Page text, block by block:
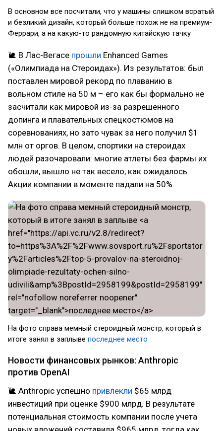
В основном все посчитали, что у машины слишком всратый
и безликий дизайн, который больше похож не на премиум-
Феррари, а на какую-то рандомную китайскую тачку
🐌 В Лас-Вегасе прошли Enhanced Games
(«Олимпиада на Стероидах»). Из результатов: был
поставлен мировой рекорд по плаванию в
вольном стиле на 50 м – его как бы формально не
засчитали как мировой из-за разрешенного
допинга и плавательных спецкостюмов на
соревнованиях, но зато чувак за него получил $1
млн от оргов. В целом, спортики на стероидах
людей разочаровали: многие атлеты без фармы их
обошли, вышло не так весело, как ожидалось.
Акции компании в моменте падали на 50%.
На фото справа мемный стероидный монстр, который в
итоге занял в заплыве последнее место
Новости финансовых рынков: Anthropic
против OpenAI
🐌 Anthropic успешно привлекли $65 млрд
инвестиций при оценке $900 млрд. В результате
потенциальная стоимость компании после учета